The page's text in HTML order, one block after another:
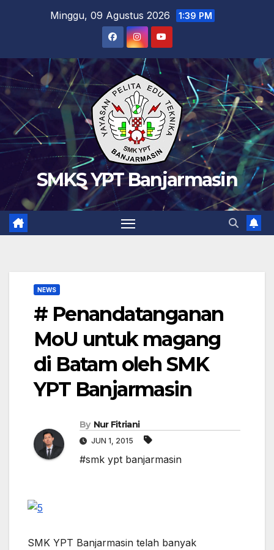
Minggu, 09 Agustus 2026 1:39 PM
SMKS YPT Banjarmasin
NEWS
# Penandatanganan
MoU untuk magang
di Batam oleh SMK
YPT Banjarmasin
By Nur Fitriani
JUN 1, 2015
#smk ypt banjarmasin
SMK YPT Banjarmasin telah banyak